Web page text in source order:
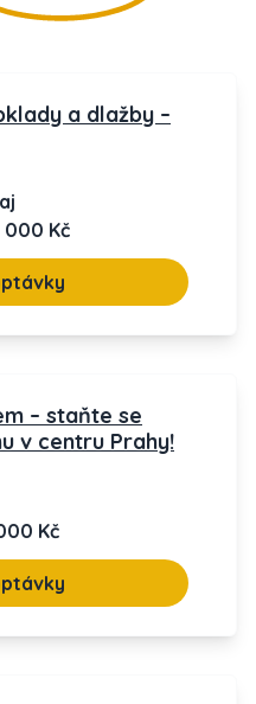
a dlažby –
000 Kč
– staňte se
v centru Prahy!
Kč